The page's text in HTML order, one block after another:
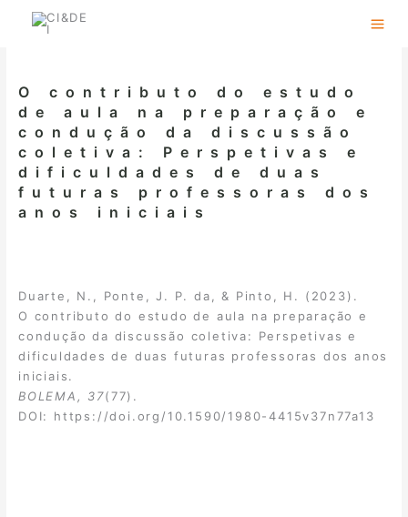
O contributo do estudo
de aula na preparação e
condução da discussão
coletiva: Perspetivas e
dificuldades de duas
futuras professoras dos
anos iniciais
Duarte, N., Ponte, J. P. da, & Pinto, H. (2023).
O contributo do estudo de aula na preparação e
condução da discussão coletiva: Perspetivas e
dificuldades de duas futuras professoras dos anos
iniciais.
BOLEMA, 37(77).
DOI: https://doi.org/10.1590/1980-4415v37n77a13